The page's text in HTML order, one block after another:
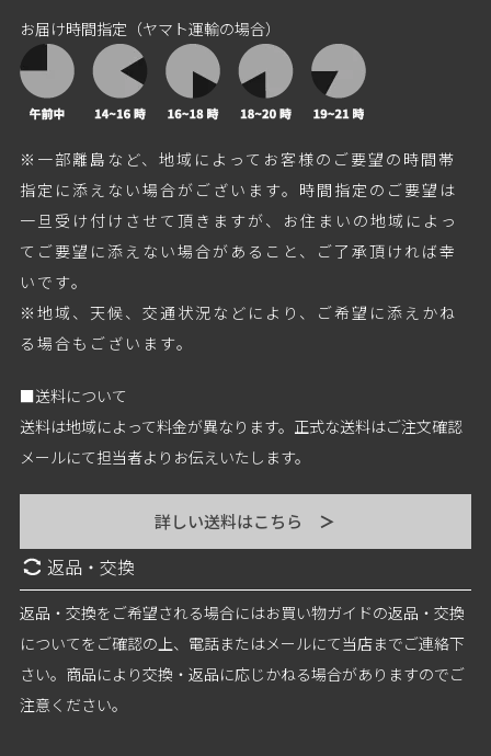
お届け時間指定（ヤマト運輸の場合）
※一部離島など、地域によってお客様のご要望の時間帯
指定に添えない場合がございます。時間指定のご要望は
一旦受け付けさせて頂きますが、お住まいの地域によっ
てご要望に添えない場合があること、ご了承頂ければ幸
いです。
※地域、天候、交通状況などにより、ご希望に添えかね
る場合もございます。
■送料について
送料は地域によって料金が異なります。正式な送料はご注文確認
メールにて担当者よりお伝えいたします。
詳しい送料はこちら ＞
返品・交換
返品・交換をご希望される場合にはお買い物ガイドの返品・交換
についてをご確認の上、電話またはメールにて当店までご連絡下
さい。商品により交換・返品に応じかねる場合がありますのでご
注意ください。